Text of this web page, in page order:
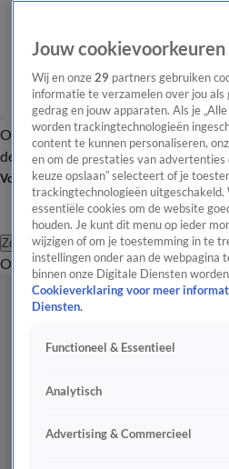
OverzichtAfleveringen Entertainment
de redactieNieuwsbrief
Volg Shownieuws
Zoeken
OverzichtEntertainment
Jouw cookievoorkeuren
Wij en onze 29 partners gebruiken
informatie te verzamelen over jou
gedrag en jouw apparaten. Als je
worden trackingtechnologieën
content te kunnen personaliseren,
en om de prestaties van
keuze opslaan” selecteert of je
trackingtechnologieën
essentiële cookies om de website
houden. Je kunt dit menu op ieder
wijzigen of om je toestemming in te
instellingen onder aan de webpagina
binnen onze Digitale Diensten
Cookieverklaring voor meer
Diensten.
Functioneel & Essentieel
Analytisch
Advertising & Commercieel